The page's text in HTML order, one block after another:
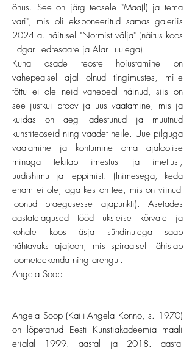
õhus. See on järg teosele "Maa(l) ja tema
vari", mis oli eksponeeritud samas galeriis
2024 a. näitusel "Normist välja" (näitus koos
Edgar Tedresaare ja Alar Tuulega).
Kuna osade teoste hoiustamine on
vahepealsel ajal olnud tingimustes, mille
tõttu ei ole neid vahepeal näinud, siis on
see justkui proov ja uus vaatamine, mis ja
kuidas on aeg ladestunud ja muutnud
kunstiteoseid ning vaadet neile. Uue pilguga
vaatamine ja kohtumine oma ajaloolise
minaga tekitab imestust ja imetlust,
uudishimu ja leppimist. (Inimesega, keda
enam ei ole, aga kes on tee, mis on viinud-
toonud praegusesse ajapunkti). Asetades
aastatetagused tööd üksteise kõrvale ja
kohale koos äsja sündinutega saab
nähtavaks ajajoon, mis spiraalselt tähistab
loometeekonda ning arengut.
Angela Soop
—
Angela Soop (Kaili-Angela Konno, s. 1970)
on lõpetanud Eesti Kunstiakadeemia maali
erialal 1999. aastal ja 2018. aastal